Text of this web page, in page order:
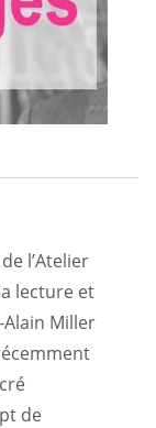
l’Atelier
lecture et
Alain Miller
de